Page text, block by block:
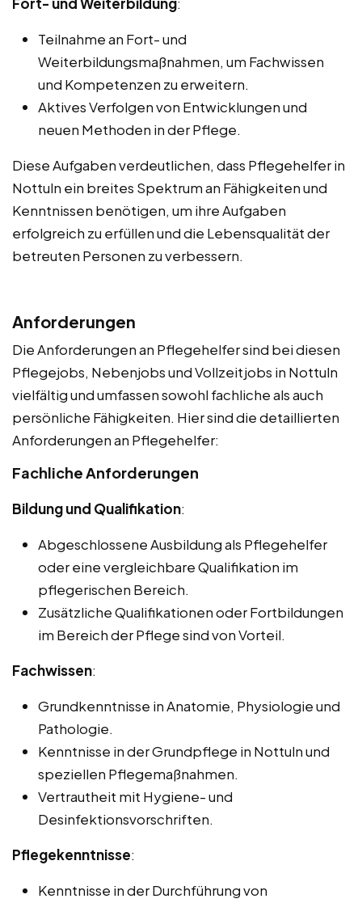
Teilnahme an Fort- und
Weiterbildungsmaßnahmen, um Fachwissen
und Kompetenzen zu erweitern.
Aktives Verfolgen von Entwicklungen und
neuen Methoden in der Pflege.
Diese Aufgaben verdeutlichen, dass Pflegehelfer in
Nottuln ein breites Spektrum an Fähigkeiten und
Kenntnissen benötigen, um ihre Aufgaben
erfolgreich zu erfüllen und die Lebensqualität der
betreuten Personen zu verbessern.
Anforderungen
Die Anforderungen an Pflegehelfer sind bei diesen
Pflegejobs, Nebenjobs und Vollzeitjobs in Nottuln
vielfältig und umfassen sowohl fachliche als auch
persönliche Fähigkeiten. Hier sind die detaillierten
Anforderungen an Pflegehelfer:
Fachliche Anforderungen
Bildung und Qualifikation:
Abgeschlossene Ausbildung als Pflegehelfer
oder eine vergleichbare Qualifikation im
pflegerischen Bereich.
Zusätzliche Qualifikationen oder Fortbildungen
im Bereich der Pflege sind von Vorteil.
Fachwissen:
Grundkenntnisse in Anatomie, Physiologie und
Pathologie.
Kenntnisse in der Grundpflege in Nottuln und
speziellen Pflegemaßnahmen.
Vertrautheit mit Hygiene- und
Desinfektionsvorschriften.
Pflegekenntnisse:
Kenntnisse in der Durchführung von